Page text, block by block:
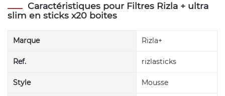
Caractéristiques pour Filtres Rizla + ultra
slim en sticks x20 boites
Marque Rizla+
Ref. rizlasticks
Style Mousse